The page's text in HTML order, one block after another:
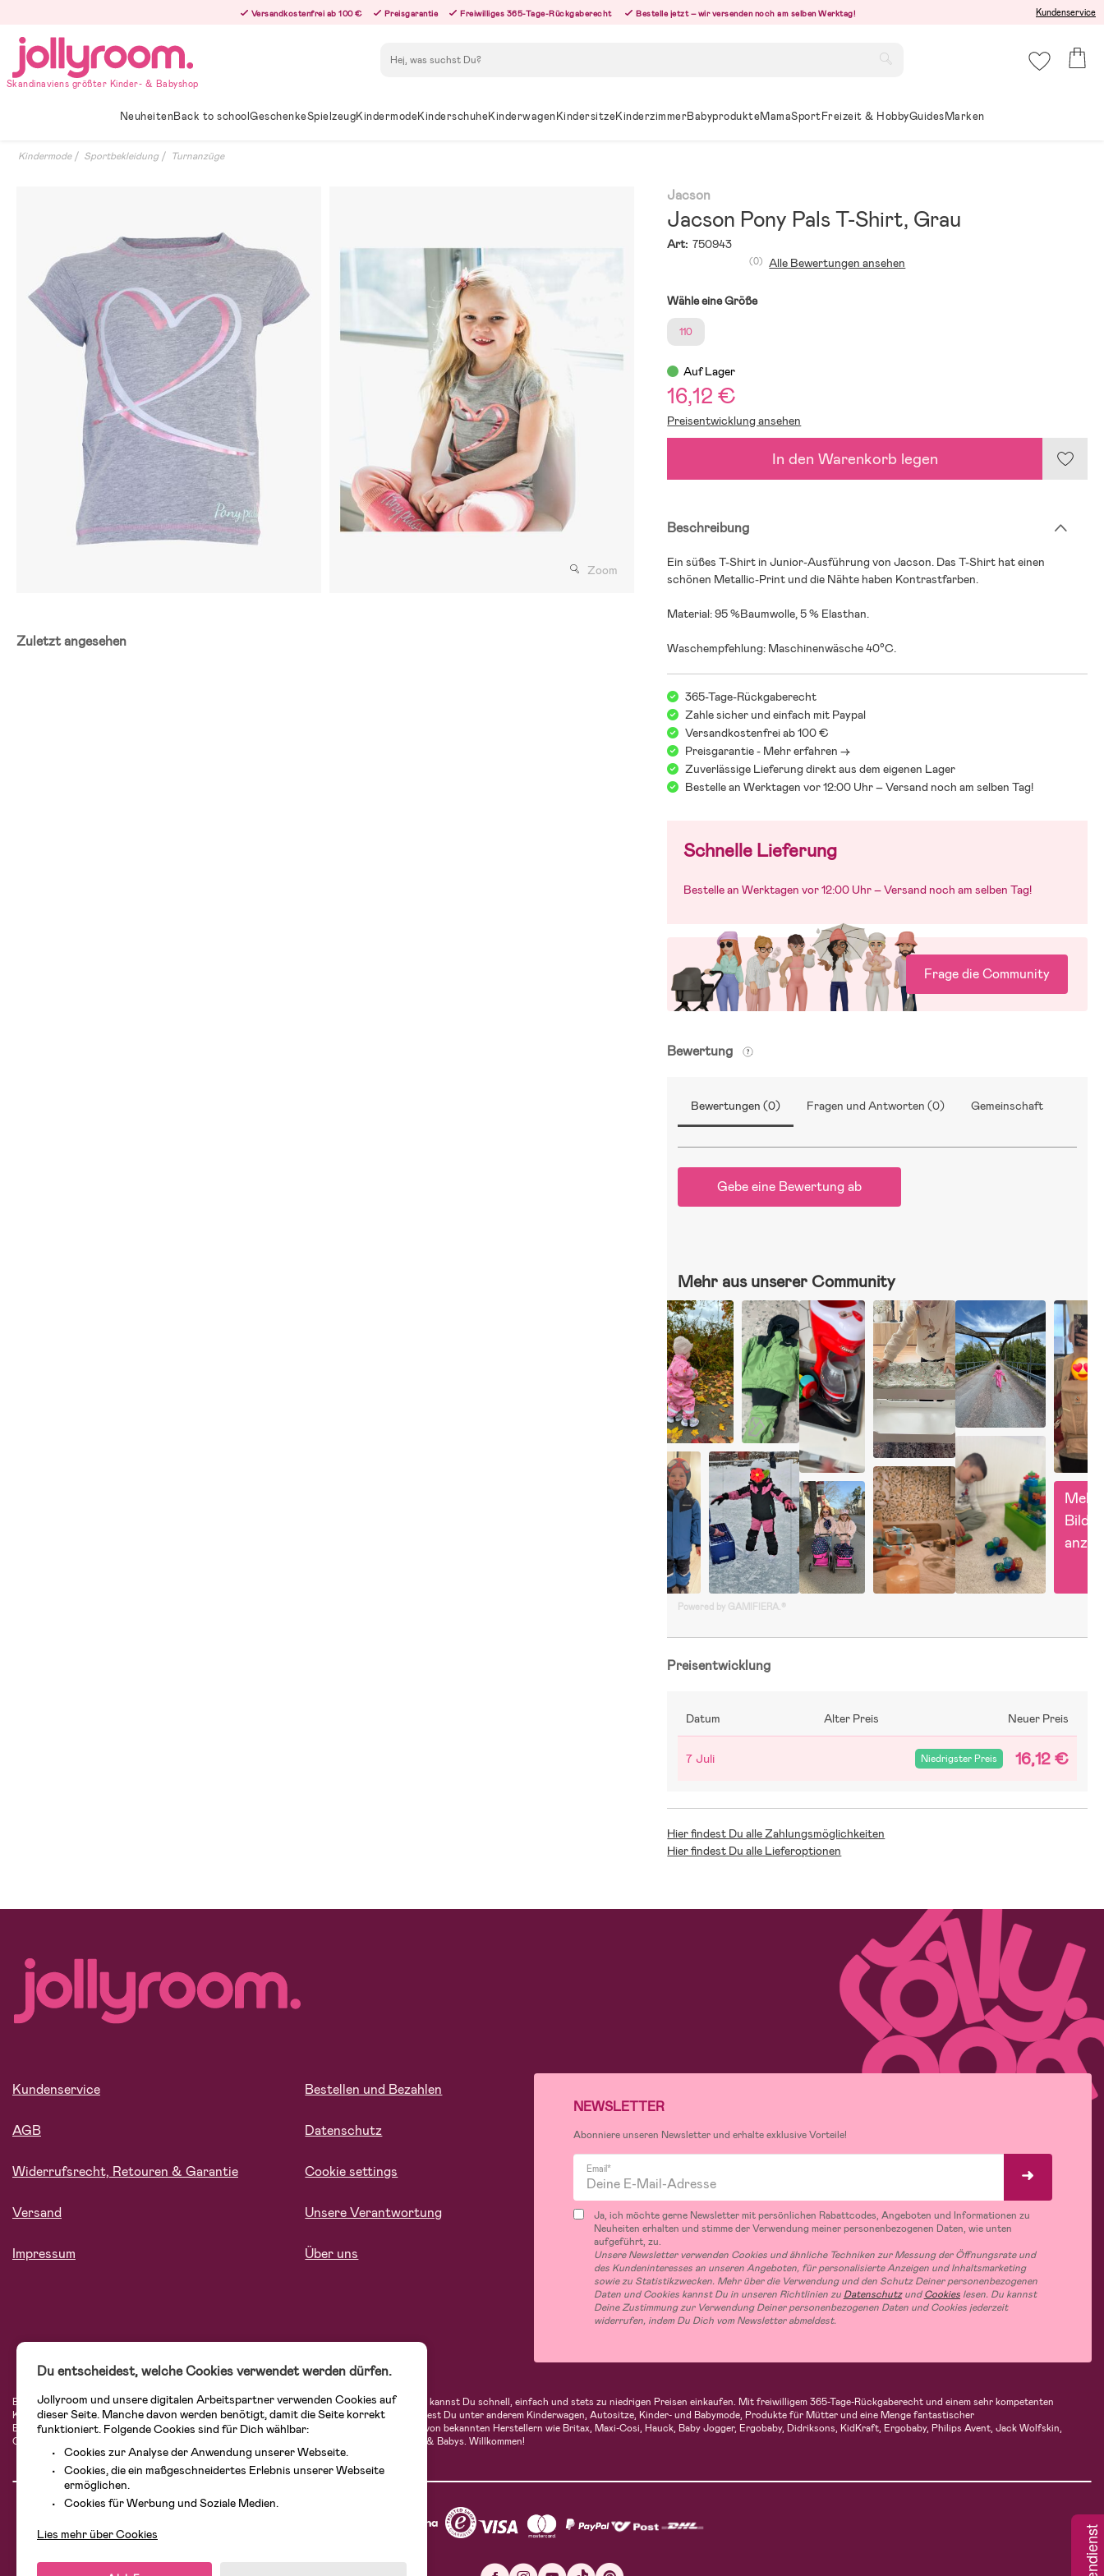
innehållet
Versandkostenfrei ab 100 € Preisgarantie Freiwilliges 365-Tage-Rückgaberecht Bestelle jetzt – wir versenden noch am selben Werktag! Kundenservice
Skandinaviens größter Kinder- & Babyshop
NeuheitenBack to schoolGeschenkeSpielzeugKindermodeKinderschuheKinderwagenKindersitzeKinderzimmerBabyprodukteMamaSportFreizeit & HobbyGuidesMarken
Kindermode Sportbekleidung Turnanzüge
Zoom
Zuletzt angesehen
Jacson
Jacson Pony Pals T-Shirt, Grau
Art: 750943
(0) Alle Bewertungen ansehen
Wähle eine Größe
110
Auf Lager
16,12 €
Preisentwicklung ansehen
In den Warenkorb legen
Beschreibung
Ein süßes T-Shirt in Junior-Ausführung von Jacson. Das T-Shirt hat einen
schönen Metallic-Print und die Nähte haben Kontrastfarben.
Material: 95 %Baumwolle, 5 % Elasthan.
Waschempfehlung: Maschinenwäsche 40°C.
365-Tage-Rückgaberecht
Zahle sicher und einfach mit Paypal
Versandkostenfrei ab 100 €
Preisgarantie - Mehr erfahren ->
Zuverlässige Lieferung direkt aus dem eigenen Lager
Bestelle an Werktagen vor 12:00 Uhr – Versand noch am selben Tag!
Schnelle Lieferung
Bestelle an Werktagen vor 12:00 Uhr – Versand noch am selben Tag!
Frage die Community
Bewertung
Bewertungen (0) Fragen und Antworten (0) Gemeinschaft
Gebe eine Bewertung ab
Mehr aus unserer Community
Mehr
Bilder
Powered by GAMIFIERA.®
Preisentwicklung
Datum Alter Preis Neuer Preis
7 Juli Niedrigster Preis 16,12 €
Hier findest Du alle Zahlungsmöglichkeiten
Hier findest Du alle Lieferoptionen
Kundenservice
AGB
Widerrufsrecht, Retouren & Garantie
Versand
Impressum
Bestellen und Bezahlen
Datenschutz
Cookie settings
Unsere Verantwortung
Über uns
NEWSLETTER
Abonniere unseren Newsletter und erhalte exklusive Vorteile!
Email*
Ja, ich möchte gerne Newsletter mit persönlichen Rabattcodes, Angeboten und Informationen zu
Neuheiten erhalten und stimme der Verwendung meiner personenbezogenen Daten, wie unten
aufgeführt, zu.
Unsere Newsletter verwenden Cookies und ähnliche Techniken zur Messung der Öffnungsrate und
des Kundeninteresses an unseren Angeboten, für personalisierte Anzeigen und Inhaltsmarketing
sowie zu Statistikzwecken. Mehr über die Verwendung und den Schutz Deiner personenbezogenen
Daten und Cookies kannst Du in unseren Richtlinien zu DatenschutzundCookieslesen. Du kannst
Deine Zustimmung zur Verwendung Deiner personenbezogenen Daten und Cookies jederzeit
widerrufen, indem Du Dich vom Newsletter abmeldest.
Bei Jollyroom.at findest Du eine tolle Auswahl an Produkten für Familien mit Kindern. Bei uns kannst Du schnell, einfach und stets zu niedrigen Preisen einkaufen. Mit freiwilligem 365-Tage-Rückgaberecht und einem sehr kompetenten
Kundenservice kannst Du Dich beim Einkauf bei uns sicher fühlen. In unserem Sortiment findest Du unter anderem Kinderwagen, Autositze, Kinder- und Babymode, Produkte für Mütter und eine Menge fantastischer
Einrichtungsgegenstände, Spielsachen, Babyprodukte und vieles mehr. Wir haben Produkte von bekannten Herstellern wie Britax, Maxi-Cosi, Hauck, Baby Jogger, Ergobaby, Didriksons, KidKraft, Ergobaby, Philips Avent, Jack Wolfskin,
Cybex, LEGO und vielen mehr. Schau Dich um in unserem vielfältigen Onlineshop für Kinder & Babys. Willkommen!
Du entscheidest, welche Cookies verwendet werden dürfen.
Jollyroom und unsere digitalen Arbeitspartner verwenden Cookies auf
dieser Seite. Manche davon werden benötigt, damit die Seite korrekt
funktioniert. Folgende Cookies sind für Dich wählbar:
Cookies zur Analyse der Anwendung unserer Webseite.
Cookies, die ein maßgeschneidertes Erlebnis unserer Webseite
ermöglichen.
Cookies für Werbung und Soziale Medien.
Lies mehr über Cookies